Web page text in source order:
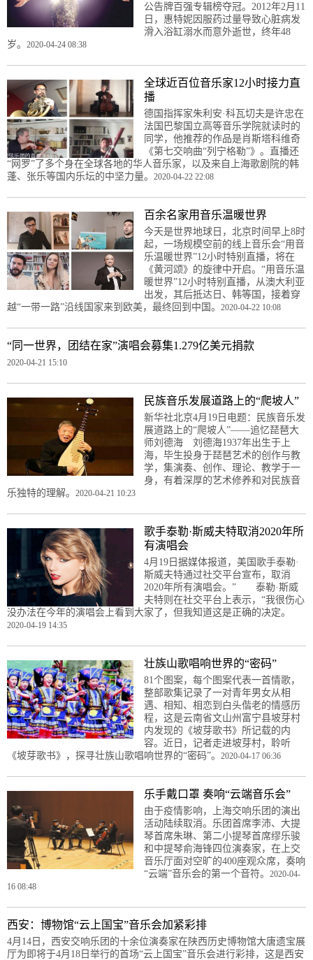
公告牌百强专辑榜夺冠。2012年2月11
日，惠特妮因服药过量导致心脏病发
滑入浴缸溺水而意外逝世，终年48
岁。 2020-04-24 08:38
全球近百位音乐家12小时接力直
播
德国指挥家朱利安·科瓦切夫是许忠在
法国巴黎国立高等音乐学院就读时的
同学，他推荐的作品是肖斯塔科维奇
《第七交响曲“列宁格勒”》。直播还
“网罗”了多个身在全球各地的华人音乐家，以及来自上海歌剧院的韩
蓬、张乐等国内乐坛的中坚力量。 2020-04-22 22:08
百余名家用音乐温暖世界
今天是世界地球日，北京时间早上8时
起，一场规模空前的线上音乐会“用音
乐温暖世界”12小时特别直播，将在
《黄河颂》的旋律中开启。“用音乐温
暖世界”12小时特别直播，从澳大利亚
出发，其后抵达日、韩等国，接着穿
越“一带一路”沿线国家来到欧美，最终回到中国。 2020-04-22 10:08
“同一世界，团结在家”演唱会募集1.279亿美元捐款
2020-04-21 15:10
民族音乐发展道路上的“爬坡人”
新华社北京4月19日电题：民族音乐发
展道路上的“爬坡人”——追忆琵琶大
师刘德海 刘德海1937年出生于上
海，毕生投身于琵琶艺术的创作与教
学，集演奏、创作、理论、教学于一
身，有着深厚的艺术修养和对民族音
乐独特的理解。 2020-04-21 10:23
歌手泰勒·斯威夫特取消2020年所
有演唱会
4月19日据媒体报道，美国歌手泰勒·
斯威夫特通过社交平台宣布，取消
2020年所有演唱会。” 泰勒·斯威
夫特则在社交平台上表示，“我很伤心
没办法在今年的演唱会上看到大家了，但我知道这是正确的决定。
2020-04-19 14:35
壮族山歌唱响世界的“密码”
81个图案，每个图案代表一首情歌，
整部歌集记录了一对青年男女从相
遇、相知、相恋到白头偕老的情感历
程，这是云南省文山州富宁县坡芽村
内发现的《坡芽歌书》所记载的内
容。近日，记者走进坡芽村，聆听
《坡芽歌书》，探寻壮族山歌唱响世界的“密码”。 2020-04-17 06:36
乐手戴口罩 奏响“云端音乐会”
由于疫情影响，上海交响乐团的演出
活动陆续取消。乐团首席李沛、大提
琴首席朱琳、第二小提琴首席缪乐骏
和中提琴俞海锋四位演奏家，在上交
音乐厅面对空旷的400座观众席，奏响
“云端”音乐会的第一个音符。 2020-04-
16 08:48
西安：博物馆“云上国宝”音乐会加紧彩排
4月14日，西安交响乐团的十余位演奏家在陕西历史博物馆大唐遗宝展
厅为即将于4月18日举行的首场“云上国宝”音乐会进行彩排，这是西安